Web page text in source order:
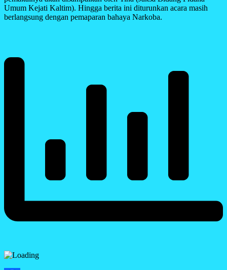
Umum Kejati Kaltim). Hingga berita ini diturunkan acara masih
berlangsung dengan pemaparan bahaya Narkoba.